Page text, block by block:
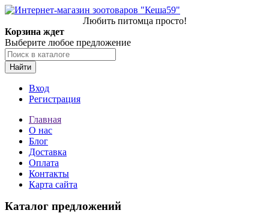
Любить питомца просто!
Корзина ждет
Выберите любое предложение
Найти
Вход
Регистрация
Главная
О нас
Блог
Доставка
Оплата
Контакты
Карта сайта
Каталог предложений